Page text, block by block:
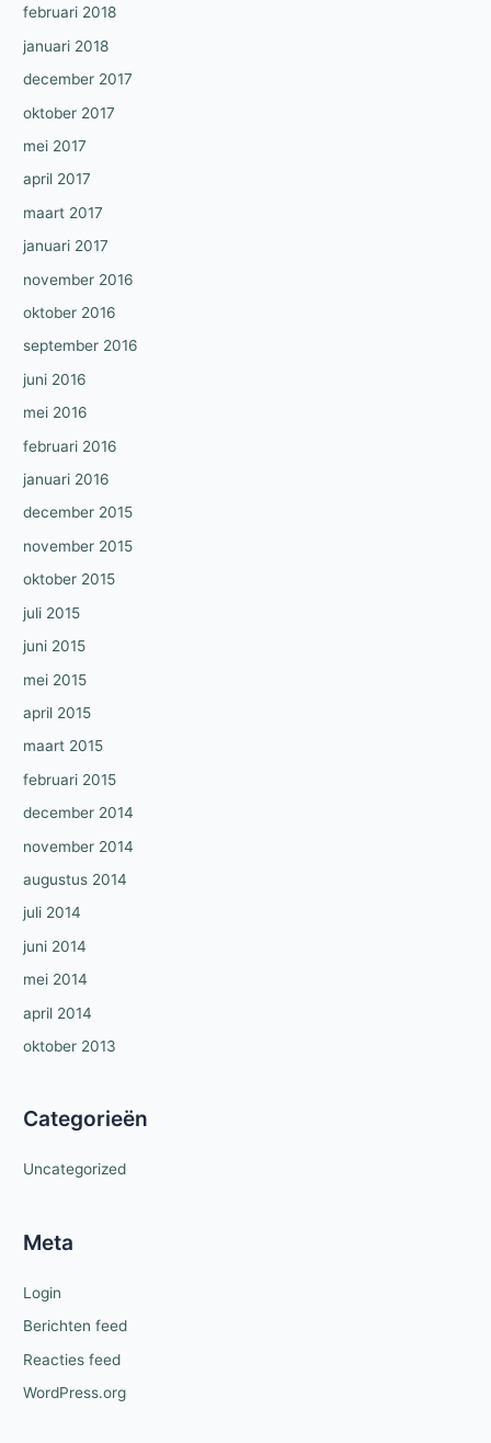
februari 2018
januari 2018
december 2017
oktober 2017
mei 2017
april 2017
maart 2017
januari 2017
november 2016
oktober 2016
september 2016
juni 2016
mei 2016
februari 2016
januari 2016
december 2015
november 2015
oktober 2015
juli 2015
juni 2015
mei 2015
april 2015
maart 2015
februari 2015
december 2014
november 2014
augustus 2014
juli 2014
juni 2014
mei 2014
april 2014
oktober 2013
Categorieën
Uncategorized
Meta
Login
Berichten feed
Reacties feed
WordPress.org